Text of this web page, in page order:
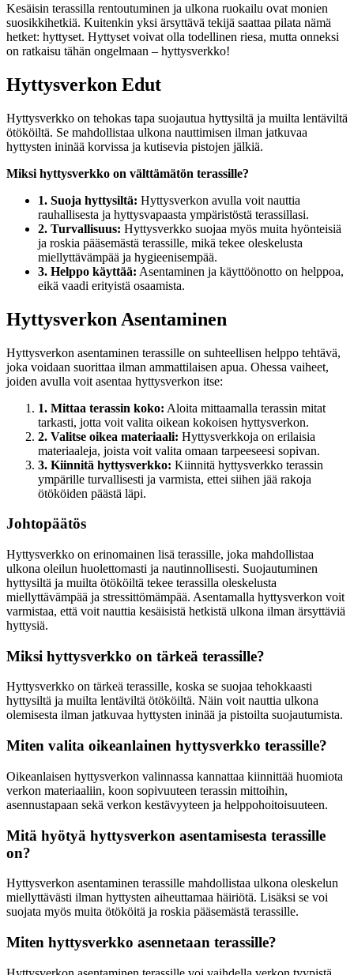
Kesäisin terassilla rentoutuminen ja ulkona ruokailu ovat monien
suosikkihetkiä. Kuitenkin yksi ärsyttävä tekijä saattaa pilata nämä
hetket: hyttyset. Hyttyset voivat olla todellinen riesa, mutta onneksi
on ratkaisu tähän ongelmaan – hyttysverkko!
Hyttysverkon Edut
Hyttysverkko on tehokas tapa suojautua hyttysiltä ja muilta lentäviltä
ötököiltä. Se mahdollistaa ulkona nauttimisen ilman jatkuvaa
hyttysten ininää korvissa ja kutisevia pistojen jälkiä.
Miksi hyttysverkko on välttämätön terassille?
1. Suoja hyttysiltä: Hyttysverkon avulla voit nauttia
rauhallisesta ja hyttysvapaasta ympäristöstä terassillasi.
2. Turvallisuus: Hyttysverkko suojaa myös muita hyönteisiä
ja roskia pääsemästä terassille, mikä tekee oleskelusta
miellyttävämpää ja hygieenisempää.
3. Helppo käyttää: Asentaminen ja käyttöönotto on helppoa,
eikä vaadi erityistä osaamista.
Hyttysverkon Asentaminen
Hyttysverkon asentaminen terassille on suhteellisen helppo tehtävä,
joka voidaan suorittaa ilman ammattilaisen apua. Ohessa vaiheet,
joiden avulla voit asentaa hyttysverkon itse:
1. Mittaa terassin koko: Aloita mittaamalla terassin mitat
tarkasti, jotta voit valita oikean kokoisen hyttysverkon.
2. Valitse oikea materiaali: Hyttysverkkoja on erilaisia
materiaaleja, joista voit valita omaan tarpeeseesi sopivan.
3. Kiinnitä hyttysverkko: Kiinnitä hyttysverkko terassin
ympärille turvallisesti ja varmista, ettei siihen jää rakoja
ötököiden päästä läpi.
Johtopäätös
Hyttysverkko on erinomainen lisä terassille, joka mahdollistaa
ulkona oleilun huolettomasti ja nautinnollisesti. Suojautuminen
hyttysiltä ja muilta ötököiltä tekee terassilla oleskelusta
miellyttävämpää ja stressittömämpää. Asentamalla hyttysverkon voit
varmistaa, että voit nauttia kesäisistä hetkistä ulkona ilman ärsyttäviä
hyttysiä.
Miksi hyttysverkko on tärkeä terassille?
Hyttysverkko on tärkeä terassille, koska se suojaa tehokkaasti
hyttysiltä ja muilta lentäviltä ötököiltä. Näin voit nauttia ulkona
olemisesta ilman jatkuvaa hyttysten ininää ja pistoilta suojautumista.
Miten valita oikeanlainen hyttysverkko terassille?
Oikeanlaisen hyttysverkon valinnassa kannattaa kiinnittää huomiota
verkon materiaaliin, koon sopivuuteen terassin mittoihin,
asennustapaan sekä verkon kestävyyteen ja helppohoitoisuuteen.
Mitä hyötyä hyttysverkon asentamisesta terassille
on?
Hyttysverkon asentaminen terassille mahdollistaa ulkona oleskelun
miellyttävästi ilman hyttysten aiheuttamaa häiriötä. Lisäksi se voi
suojata myös muita ötököitä ja roskia pääsemästä terassille.
Miten hyttysverkko asennetaan terassille?